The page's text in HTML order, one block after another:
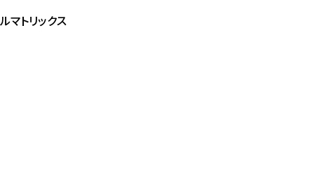
マトリックス